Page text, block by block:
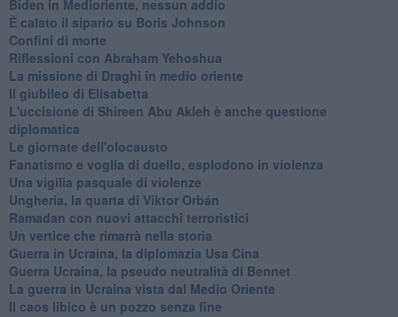
Biden in Medioriente, nessun addio
È calato il sipario su Boris Johnson
Confini di morte
Riflessioni con Abraham Yehoshua
La missione di Draghi in medio oriente
Il giubileo di Elisabetta
L'uccisione di Shireen Abu Akleh è anche questione
diplomatica
Le giornate dell'olocausto
Fanatismo e voglia di duello, esplodono in violenza
Una vigilia pasquale di violenze
Ungheria, la quarta di Viktor Orbán
Ramadan con nuovi attacchi terroristici
Un vertice che rimarrà nella storia
Guerra in Ucraina, la diplomazia Usa Cina
Guerra Ucraina, la pseudo neutralità di Bennet
La guerra in Ucraina vista dal Medio Oriente
​Il caos libico è un pozzo senza fine